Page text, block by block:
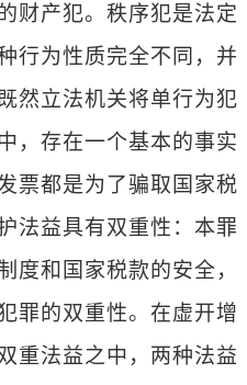
财产犯。秩序犯是法定
行为性质完全不同，并
然立法机关将单行为犯
，存在一个基本的事实
票都是为了骗取国家税
法益具有双重性：本罪
度和国家税款的安全，
罪的双重性。在虚开增
重法益之中，两种法益